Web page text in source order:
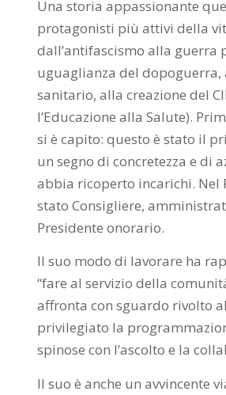
Una storia appassionante
protagonisti più attivi della
dall’antifascismo alla
uguaglianza del dopoguerra,
sanitario, alla creazione del
l’Educazione alla Salute).
si è capito: questo è stato il
un segno di concretezza e di
abbia ricoperto incarichi. Nel
stato Consigliere,
Presidente onorario.
Il suo modo di lavorare ha
“fare al servizio della
affronta con sguardo rivolto
privilegiato la
spinose con l’ascolto e la
Il suo è anche un avvincente